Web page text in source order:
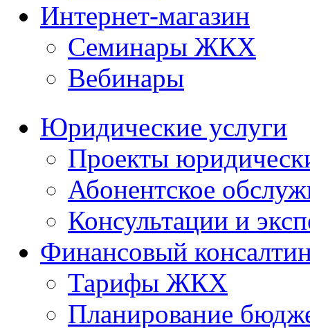
Интернет-магазин
Семинары ЖКХ
Вебинары
Юридические услуги
Проекты
Абонентское
Консультации и
Финансовый
Тарифы ЖКХ
Планирование